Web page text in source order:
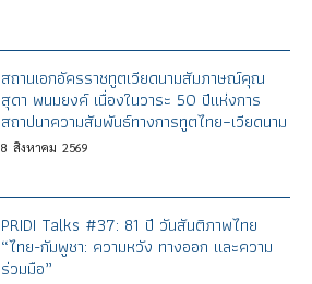
สถานเอกอัครราชทูตเวียดนามสัมภาษณ์คุณ
สุดา พนมยงค์ เนื่องในวาระ 50 ปีแห่งการ
สถาปนาความสัมพันธ์ทางการทูตไทย–เวียดนาม
8 สิงหาคม 2569
PRIDI Talks #37: 81 ปี วันสันติภาพไทย
“ไทย-กัมพูชา: ความหวัง ทางออก และความ
ร่วมมือ”